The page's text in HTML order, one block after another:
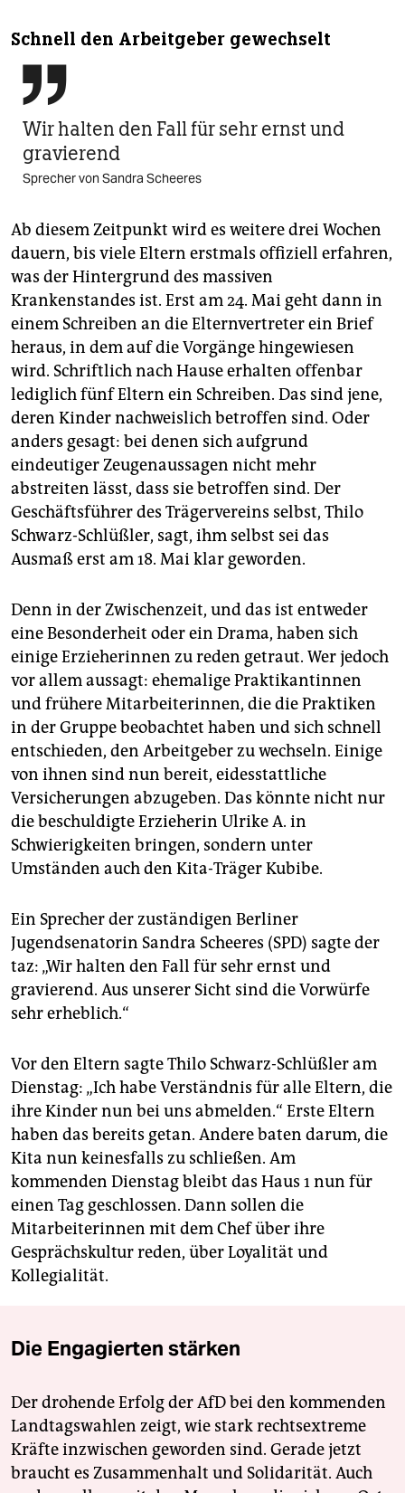
Schnell den Arbeitgeber gewechselt

Wir halten den Fall für sehr ernst und
gravierend
Sprecher von Sandra Scheeres
Ab diesem Zeitpunkt wird es weitere drei Wochen
dauern, bis viele Eltern erstmals offiziell erfahren,
was der Hintergrund des massiven
Krankenstandes ist. Erst am 24. Mai geht dann in
einem Schreiben an die Elternvertreter ein Brief
heraus, in dem auf die Vorgänge hingewiesen
wird. Schriftlich nach Hause erhalten offenbar
lediglich fünf Eltern ein Schreiben. Das sind jene,
deren Kinder nachweislich betroffen sind. Oder
anders gesagt: bei denen sich aufgrund
eindeutiger Zeugenaussagen nicht mehr
abstreiten lässt, dass sie betroffen sind. Der
Geschäftsführer des Trägervereins selbst, Thilo
Schwarz-Schlüßler, sagt, ihm selbst sei das
Ausmaß erst am 18. Mai klar geworden.
Denn in der Zwischenzeit, und das ist entweder
eine Besonderheit oder ein Drama, haben sich
einige Erzieherinnen zu reden getraut. Wer jedoch
vor allem aussagt: ehemalige Praktikantinnen
und frühere Mit­arbeiterinnen, die die Praktiken
in der Gruppe beobachtet haben und sich schnell
entschieden, den Arbeitgeber zu wechseln. Einige
von ihnen sind nun bereit, eidesstattliche
Versicherungen abzugeben. Das könnte nicht nur
die beschuldigte Erzieherin Ulrike A. in
Schwierigkeiten bringen, sondern unter
Umständen auch den Kita-Träger Kubibe.
Ein Sprecher der zuständigen Berliner
Jugendsenatorin Sandra Scheeres (SPD) sagte der
taz: „Wir halten den Fall für sehr ernst und
gravierend. Aus unserer Sicht sind die Vorwürfe
sehr erheblich.“
Vor den Eltern sagte Thilo Schwarz-Schlüßler am
Dienstag: „Ich habe Verständnis für alle Eltern, die
ihre Kinder nun bei uns abmelden.“ Erste Eltern
haben das bereits getan. Andere baten darum, die
Kita nun keinesfalls zu schließen. Am
kommenden Dienstag bleibt das Haus 1 nun für
einen Tag geschlossen. Dann sollen die
Mitarbeiterinnen mit dem Chef über ihre
Gesprächskultur reden, über Loyalität und
Kollegialität.
Die Engagierten stärken
Der drohende Erfolg der AfD bei den kommenden
Landtagswahlen zeigt, wie stark rechtsextreme
Kräfte inzwischen geworden sind. Gerade jetzt
braucht es Zusammenhalt und Solidarität. Auch